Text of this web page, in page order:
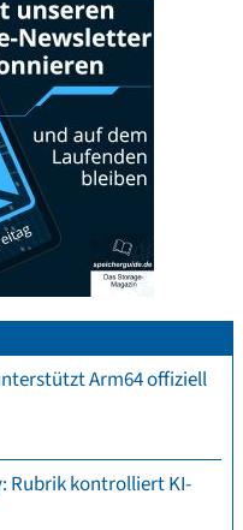
Arm64 offiziell
Rubrik kontrolliert KI-